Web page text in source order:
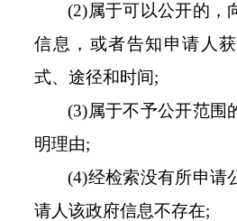
(2)属于可以公开的，
信息，或者告知申请人
式、途径和时间;
(3)属于不予公开范围
明理由;
(4)经检索没有所申请
请人该政府信息不存在;